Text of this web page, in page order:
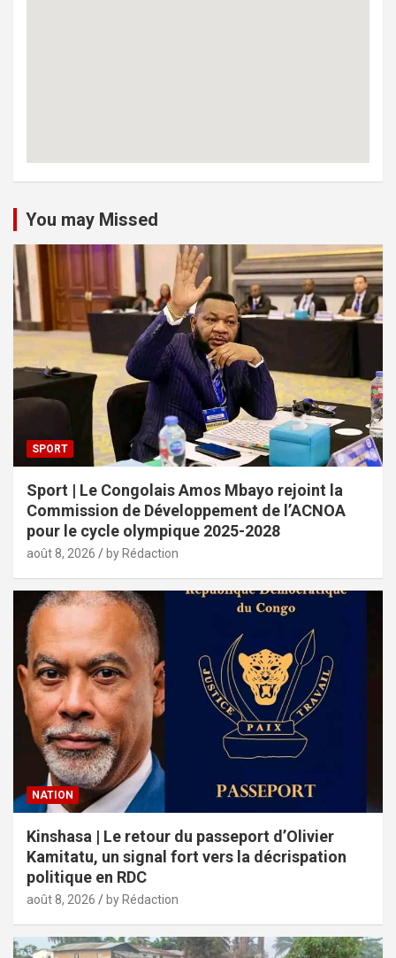
You may Missed
SPORT
Sport | Le Congolais Amos Mbayo rejoint la
Commission de Développement de l’ACNOA
pour le cycle olympique 2025-2028
août 8, 2026 by Rédaction
NATION
Kinshasa | Le retour du passeport d’Olivier
Kamitatu, un signal fort vers la décrispation
politique en RDC
août 8, 2026 by Rédaction